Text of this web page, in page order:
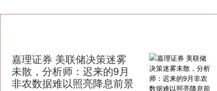
嘉理证券 美联储决策迷雾
未散，分析师：迟来的9月
非农数据难以照亮降息前景